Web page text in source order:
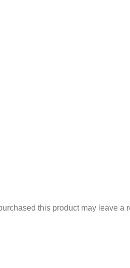
this product may leave a